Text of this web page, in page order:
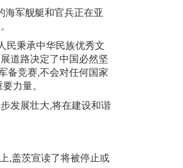
军舰艇和官兵正在亚
民秉承中华民族优秀文
道路决定了中国必然坚
备竞赛,不会对任何国家
力量。
发展壮大,将在建设和谐
,盖茨宣读了将被停止或